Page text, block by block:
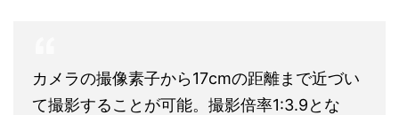
カメラの撮像素子から17cmの距離まで近づい
て撮影することが可能。撮影倍率1:3.9とな